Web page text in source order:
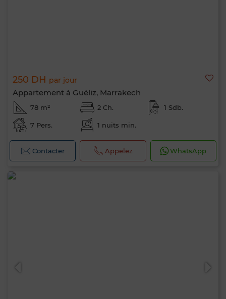
250 DH par jour
Appartement à Guéliz, Marrakech
78 m² 2 Ch. 1 Sdb.
7 Pers. 1 nuits min.
Contacter Appelez WhatsApp